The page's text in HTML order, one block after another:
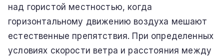
над гористой местностью, когда
горизонтальному движению воздуха мешают
естественные препятствия. При определенных
условиях скорости ветра и расстояния между